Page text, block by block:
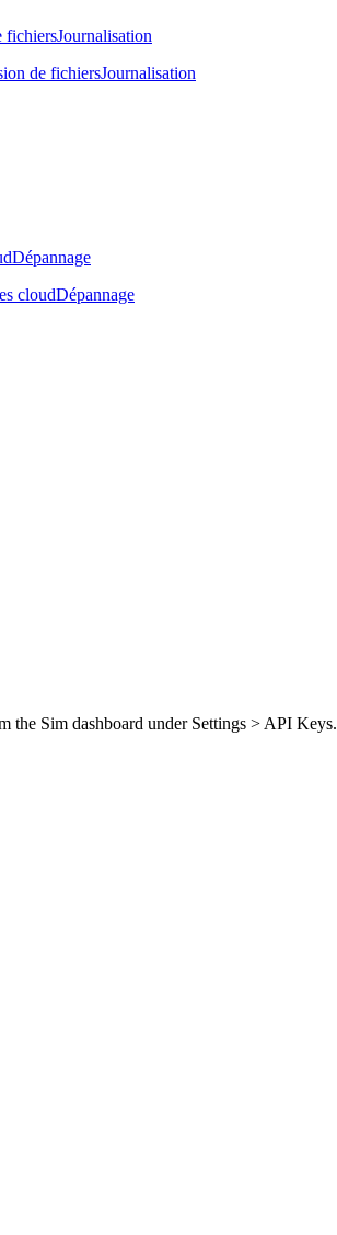
fichiersJournalisation
de fichiersJournalisation
Dépannage
cloudDépannage
the Sim dashboard under Settings > API Keys.